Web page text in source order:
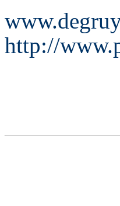
http://